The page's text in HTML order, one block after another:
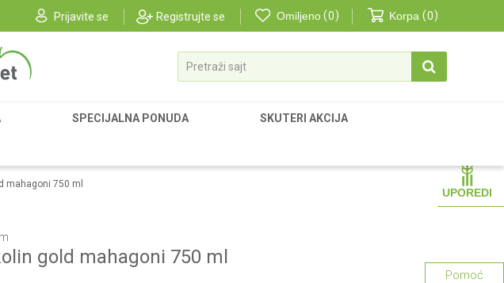
Prijavite se Registrujte se Omiljeno 0 Korpa 0
Pretraži sajt
SPECIJALNA PONUDA SKUTERI AKCIJA
UPOREDI
mahagoni 750 ml
gold mahagoni 750 ml
Pomoć